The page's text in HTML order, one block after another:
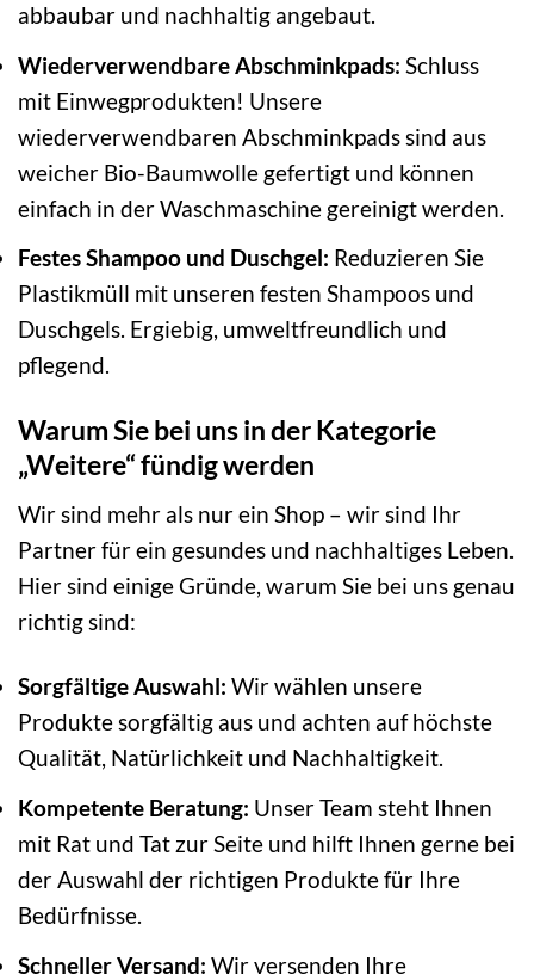
abbaubar und nachhaltig angebaut.
Wiederverwendbare Abschminkpads: Schluss
mit Einwegprodukten! Unsere
wiederverwendbaren Abschminkpads sind aus
weicher Bio-Baumwolle gefertigt und können
einfach in der Waschmaschine gereinigt werden.
Festes Shampoo und Duschgel: Reduzieren Sie
Plastikmüll mit unseren festen Shampoos und
Duschgels. Ergiebig, umweltfreundlich und
pflegend.
Warum Sie bei uns in der Kategorie
„Weitere“ fündig werden
Wir sind mehr als nur ein Shop – wir sind Ihr
Partner für ein gesundes und nachhaltiges Leben.
Hier sind einige Gründe, warum Sie bei uns genau
richtig sind:
Sorgfältige Auswahl: Wir wählen unsere
Produkte sorgfältig aus und achten auf höchste
Qualität, Natürlichkeit und Nachhaltigkeit.
Kompetente Beratung: Unser Team steht Ihnen
mit Rat und Tat zur Seite und hilft Ihnen gerne bei
der Auswahl der richtigen Produkte für Ihre
Bedürfnisse.
Schneller Versand: Wir versenden Ihre